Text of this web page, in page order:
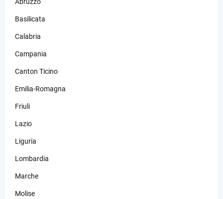
Basilicata
Calabria
Campania
Canton Ticino
Emilia-Romagna
Friuli
Lazio
Liguria
Lombardia
Marche
Molise